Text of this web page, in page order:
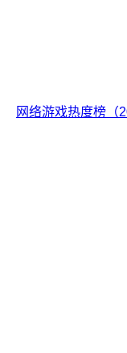
网络游戏热度榜（